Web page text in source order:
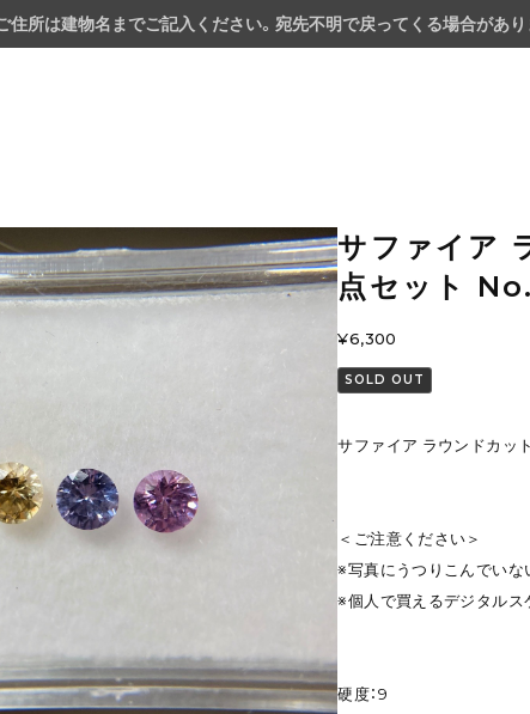
住所は建物名までご記入ください。宛先不明で戻ってくる場合があり
サファイア
点セット
¥6,300
SOLD OUT
サファイア ラウンドカッ
＜ご注意ください＞
※写真にうつりこんでいな
※個人で買えるデジタルス
硬度：9